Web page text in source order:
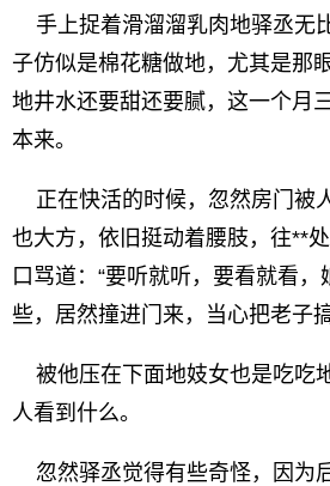
手上捉着滑溜溜乳肉地驿丞无
子仿似是棉花糖做地，尤其是那
地井水还要甜还要腻，这一个月
本来。
正在快活的时候，忽然房门被
也大方，依旧挺动着腰肢，往**
口骂道：“要听就听，要看就看
些，居然撞进门来，当心把老
被他压在下面地妓女也是吃吃
人看到什么。
忽然驿丞觉得有些奇怪，因为